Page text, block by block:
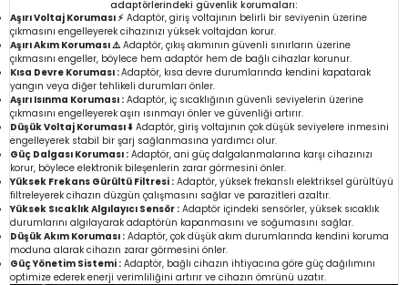
adaptörlerindeki güvenlik korumaları:
Aşırı Voltaj Koruması ⚡ Adaptör, giriş voltajının belirli bir seviyenin üzerine
çıkmasını engelleyerek cihazınızı yüksek voltajdan korur.
Aşırı Akım Koruması ⚠️Adaptör, çıkış akımının güvenli sınırların üzerine
çıkmasını engeller, böylece hem adaptör hem de bağlı cihazlar korunur.
Kısa Devre Koruması :Adaptör, kısa devre durumlarında kendini kapatarak
yangın veya diğer tehlikeli durumları önler.
Aşırı Isınma Koruması : Adaptör, iç sıcaklığının güvenli seviyelerin üzerine
çıkmasını engelleyerek aşırı ısınmayı önler ve güvenliği artırır.
Düşük Voltaj Koruması ⬇️ Adaptör, giriş voltajının çok düşük seviyelere inmesini
engelleyerek stabil bir şarj sağlanmasına yardımcı olur.
Güç Dalgası Koruması : Adaptör, ani güç dalgalanmalarına karşı cihazınızı
korur, böylece elektronik bileşenlerin zarar görmesini önler.
Yüksek Frekans Gürültü Filtresi : Adaptör, yüksek frekanslı elektriksel gürültüyü
filtreleyerek cihazın düzgün çalışmasını sağlar ve parazitleri azaltır.
Yüksek Sıcaklık Algılayıcı Sensör : Adaptör içindeki sensörler, yüksek sıcaklık
durumlarını algılayarak adaptörün kapanmasını ve soğumasını sağlar.
Düşük Akım Koruması : Adaptör, çok düşük akım durumlarında kendini koruma
moduna alarak cihazın zarar görmesini önler.
Güç Yönetim Sistemi : Adaptör, bağlı cihazın ihtiyacına göre güç dağılımını
optimize ederek enerji verimliliğini artırır ve cihazın ömrünü uzatır.